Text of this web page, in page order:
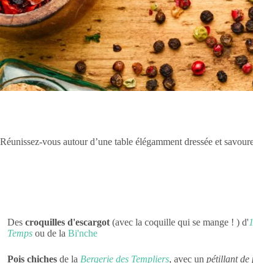
Réunissez-vous autour d’une table élégamment dressée et
Des croquilles d'escargot (avec la coquille qui se mange ! ) d'
Temps ou de la Bi'nche
Pois chiches de la Bergerie des Templiers, avec un pétillant de